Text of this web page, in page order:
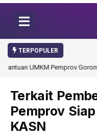
TERPOPULER
Gorontalo Ikut Dukung
Terkait
Pemprov
KASN